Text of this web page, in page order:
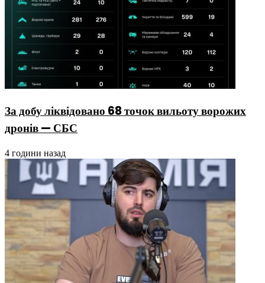
За добу ліквідовано 68 точок вильоту ворожих
дронів — СБС
4 години назад